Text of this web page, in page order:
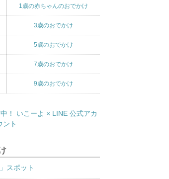
1歳の赤ちゃんのおでかけ
3歳のおでかけ
5歳のおでかけ
7歳のおでかけ
9歳のおでかけ
スポット